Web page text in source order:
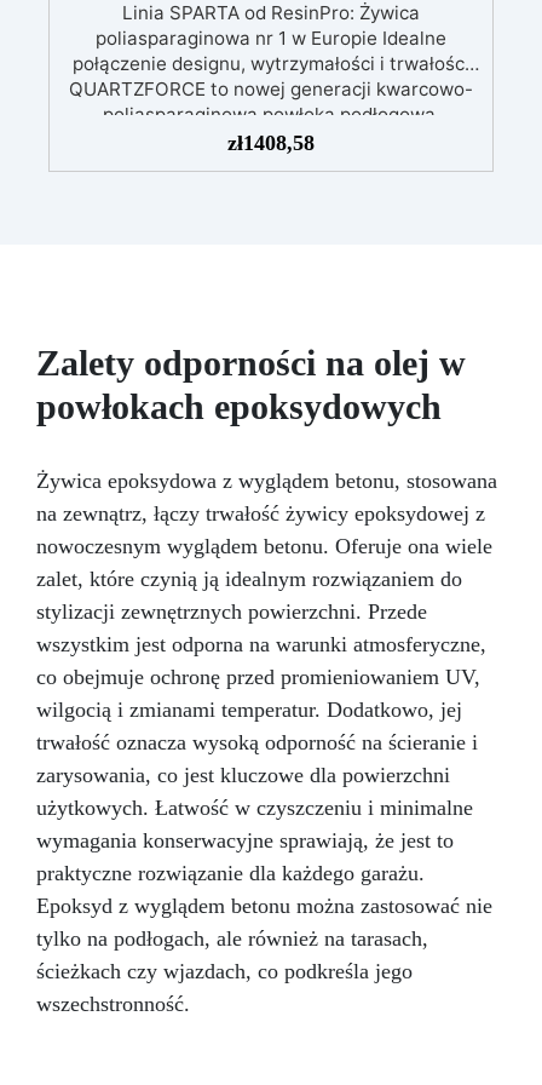
Linia SPARTA od ResinPro: Żywica
poliasparaginowa nr 1 w Europie Idealne
połączenie designu, wytrzymałości i trwałości
QUARTZFORCE to nowej generacji kwarcowo-
poliasparaginowa powłoka podłogowa,
zaprojektowana z myślą o najbardziej
wymagających środowiskach. Pochodzący z
QUARTZFORCE zapewnia wyjątkową
odporność na ścieranie, doskonałą stabilność
UV oraz szybkie wykonanie, jednocześnie
nadając powierzchniom elegancki i nowoczesny
pokrycie od 10 do 13 m².
zł1408,58
Zalety odporności na olej w
powłokach epoksydowych
Żywica epoksydowa z wyglądem betonu, stosowana
na zewnątrz, łączy trwałość żywicy epoksydowej z
nowoczesnym wyglądem betonu. Oferuje ona wiele
zalet, które czynią ją idealnym rozwiązaniem do
stylizacji zewnętrznych powierzchni. Przede
wszystkim jest odporna na warunki atmosferyczne,
co obejmuje ochronę przed promieniowaniem UV,
wilgocią i zmianami temperatur. Dodatkowo, jej
trwałość oznacza wysoką odporność na ścieranie i
zarysowania, co jest kluczowe dla powierzchni
użytkowych. Łatwość w czyszczeniu i minimalne
wymagania konserwacyjne sprawiają, że jest to
praktyczne rozwiązanie dla każdego garażu.
Epoksyd z wyglądem betonu można zastosować nie
tylko na podłogach, ale również na tarasach,
ścieżkach czy wjazdach, co podkreśla jego
wszechstronność.